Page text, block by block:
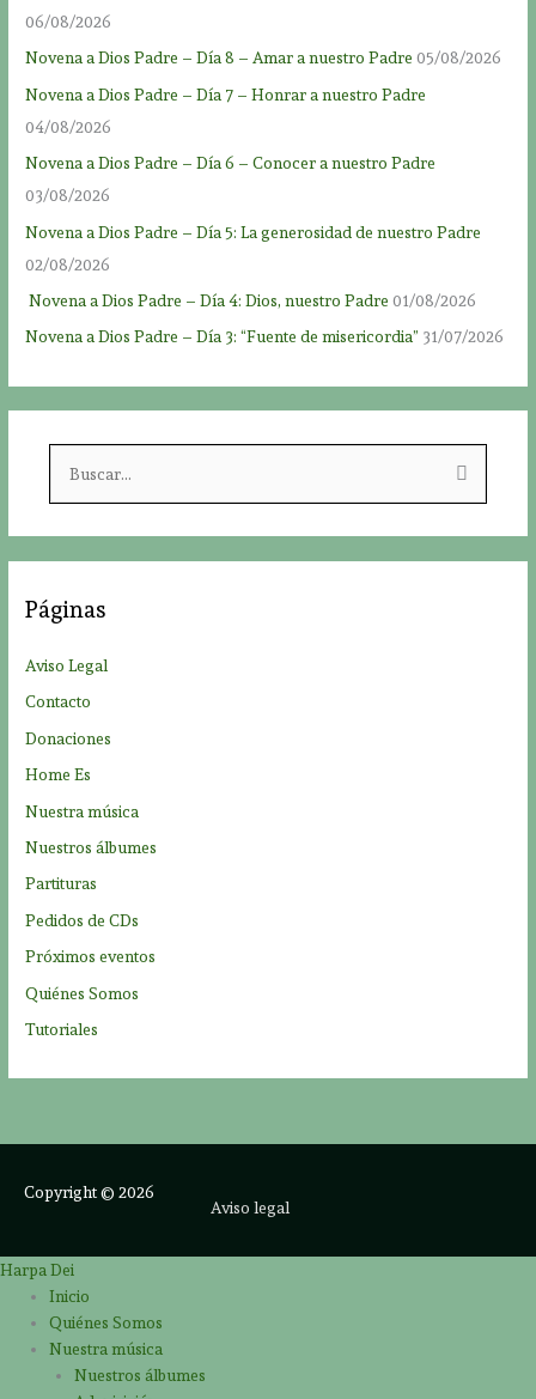
06/08/2026
Novena a Dios Padre – Día 8 – Amar a nuestro Padre 05/08/2026
Novena a Dios Padre – Día 7 – Honrar a nuestro Padre
04/08/2026
Novena a Dios Padre – Día 6 – Conocer a nuestro Padre
03/08/2026
Novena a Dios Padre – Día 5: La generosidad de nuestro Padre
02/08/2026
Novena a Dios Padre – Día 4: Dios, nuestro Padre 01/08/2026
Novena a Dios Padre – Día 3: “Fuente de misericordia” 31/07/2026
r
:
Páginas
Aviso Legal
Contacto
Donaciones
Home Es
Nuestra música
Nuestros álbumes
Partituras
Pedidos de CDs
Próximos eventos
Quiénes Somos
Tutoriales
Copyright © 2026
Aviso legal
Harpa Dei
Inicio
Quiénes Somos
Nuestra música
Nuestros álbumes